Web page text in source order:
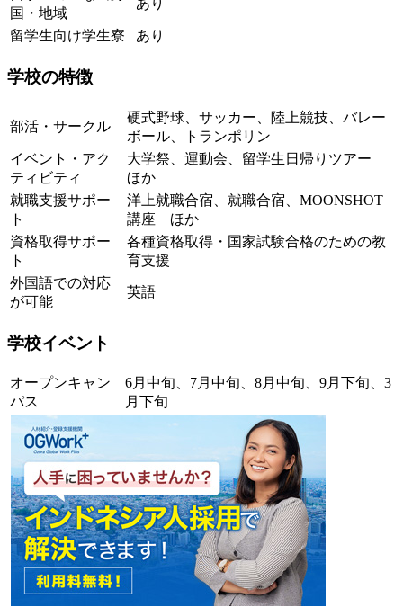
国・地域
あり
留学生向け学生寮 あり
学校の特徴
部活・サークル
硬式野球、サッカー、陸上競技、バレー
ボール、トランポリン
イベント・アク
ティビティ
大学祭、運動会、留学生日帰りツアー
ほか
就職支援サポー
ト
洋上就職合宿、就職合宿、MOONSHOT
講座 ほか
資格取得サポー
ト
各種資格取得・国家試験合格のための教
育支援
外国語での対応
が可能
英語
学校イベント
オープンキャン
パス
6月中旬、7月中旬、8月中旬、9月下旬、3
月下旬